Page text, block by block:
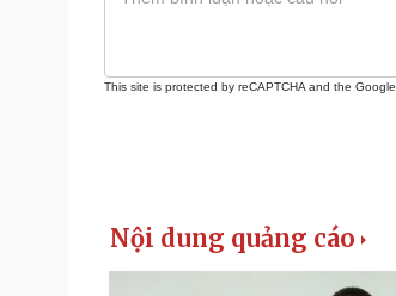
This site is protected by reCAPTCHA and the Google